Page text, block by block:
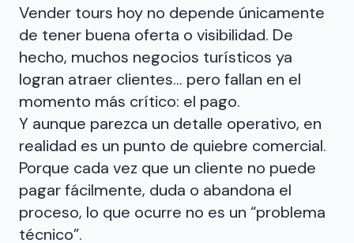
Vender tours hoy no depende únicamente
de tener buena oferta o visibilidad. De
hecho, muchos negocios turísticos ya
logran atraer clientes… pero fallan en el
momento más crítico: el pago.
Y aunque parezca un detalle operativo, en
realidad es un punto de quiebre comercial.
Porque cada vez que un cliente no puede
pagar fácilmente, duda o abandona el
proceso, lo que ocurre no es un “problema
técnico”.